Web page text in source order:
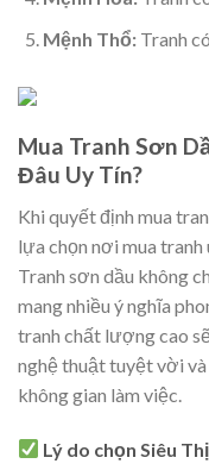
Mệnh Thổ:Tranh
Mua Tranh Sơn
Đâu Uy Tín?
Khi quyết định mua
lựa chọn nơi mua
Tranh sơn dầu không
mang nhiều ý nghĩa
tranh chất lượng cao
nghệ thuật tuyệt vời
không gian làm việc.
Lý do chọn Siêu